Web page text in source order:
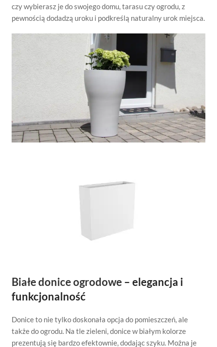
czy wybierasz je do swojego domu, tarasu czy ogrodu, z
pewnością dodadzą uroku i podkreślą naturalny urok miejsca.
Białe donice ogrodowe – elegancja i
funkcjonalność
Donice to nie tylko doskonała opcja do pomieszczeń, ale
także do ogrodu. Na tle zieleni, donice w białym kolorze
prezentują się bardzo efektownie, dodając szyku. Można je